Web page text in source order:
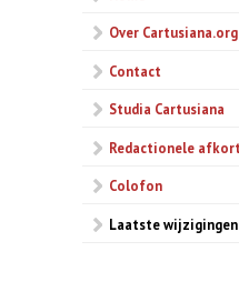
Over Cartusiana.org
Contact
Studia Cartusiana
Redactionele
Colofon
Laatste wijzigingen